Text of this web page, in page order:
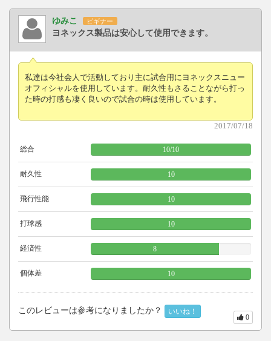
ゆみこ ビギナー
ヨネックス製品は安心して使用できます。
私達は今社会人で活動しており主に試合用にヨネックスニュー
オフィシャルを使用しています。耐久性もさることながら打っ
た時の打感も凄く良いので試合の時は使用しています。
2017/07/18
総合 10/10
耐久性 10
飛行性能 10
打球感 10
経済性 8
個体差 10
このレビューは参考になりましたか？ いいね！
0